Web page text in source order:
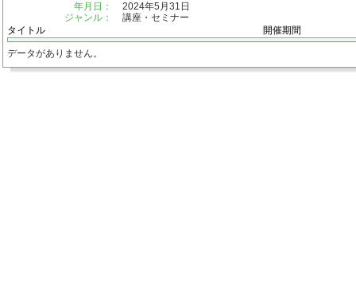
年月日：
2024年5月31日
ジャンル：
講座・セミナー
タイトル
開催期間
データがありません。